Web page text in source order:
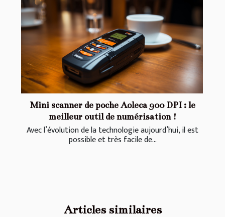
Mini scanner de poche Aoleca 900 DPI : le
meilleur outil de numérisation !
Avec l’évolution de la technologie aujourd’hui, il est
possible et très facile de...
Articles similaires